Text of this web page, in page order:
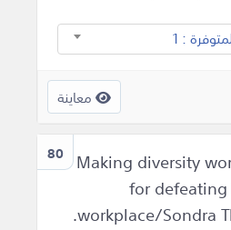
: 1
معاينة
80 Making diversity
for
workplace/Sondra